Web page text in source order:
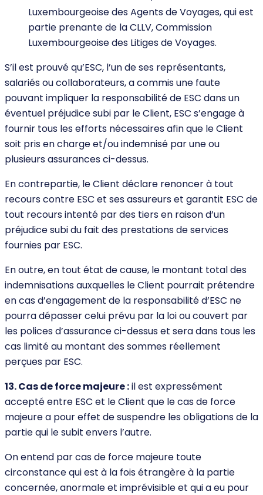
Luxembourgeoise des Agents de Voyages, qui est
partie prenante de la CLLV, Commission
Luxembourgeoise des Litiges de Voyages.
S’il est prouvé qu’ESC, l’un de ses représentants,
salariés ou collaborateurs, a commis une faute
pouvant impliquer la responsabilité de ESC dans un
éventuel préjudice subi par le Client, ESC s’engage à
fournir tous les efforts nécessaires afin que le Client
soit pris en charge et/ou indemnisé par une ou
plusieurs assurances ci-dessus.
En contrepartie, le Client déclare renoncer à tout
recours contre ESC et ses assureurs et garantit ESC de
tout recours intenté par des tiers en raison d’un
préjudice subi du fait des prestations de services
fournies par ESC.
En outre, en tout état de cause, le montant total des
indemnisations auxquelles le Client pourrait prétendre
en cas d’engagement de la responsabilité d’ESC ne
pourra dépasser celui prévu par la loi ou couvert par
les polices d’assurance ci-dessus et sera dans tous les
cas limité au montant des sommes réellement
perçues par ESC.
13. Cas de force majeure :il est expressément
accepté entre ESC et le Client que le cas de force
majeure a pour effet de suspendre les obligations de la
partie qui le subit envers l’autre.
On entend par cas de force majeure toute
circonstance qui est à la fois étrangère à la partie
concernée, anormale et imprévisible et qui a eu pour